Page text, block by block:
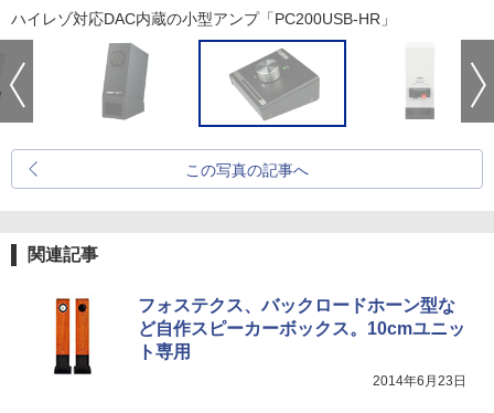
ハイレゾ対応DAC内蔵の小型アンプ「PC200USB-HR」
この写真の記事へ
関連記事
フォステクス、バックロードホーン型な
ど自作スピーカーボックス。10cmユニッ
ト専用
2014年6月23日